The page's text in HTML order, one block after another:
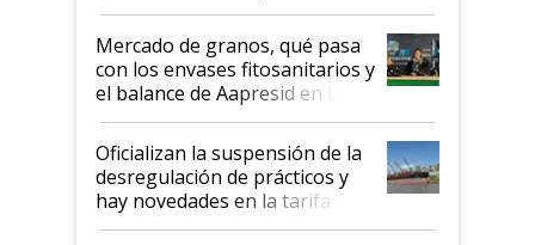
Mercado de granos, qué pasa
con los envases fitosanitarios y
el balance de Aapresid en La
Posta
Oficializan la suspensión de la
desregulación de prácticos y
hay novedades en la tarifa de
la hidrovía